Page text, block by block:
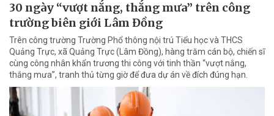
30 ngày “vượt nắng, thắng mưa” trên công
trường biên giới Lâm Đồng
Trên công trường Trường Phổ thông nội trú Tiểu học và THCS
Quảng Trực, xã Quảng Trực (Lâm Đồng), hàng trăm cán bộ, chiến sĩ
cùng công nhân khẩn trương thi công với tinh thần “vượt nắng,
thắng mưa”, tranh thủ từng giờ để đưa dự án về đích đúng hạn.